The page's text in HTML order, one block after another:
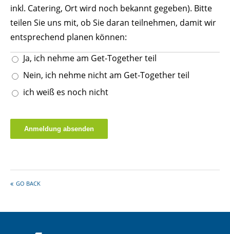
inkl. Catering, Ort wird noch bekannt gegeben). Bitte
teilen Sie uns mit, ob Sie daran teilnehmen, damit wir
entsprechend planen können:
Ja, ich nehme am Get-Together teil
Nein, ich nehme nicht am Get-Together teil
ich weiß es noch nicht
Anmeldung absenden
GO BACK